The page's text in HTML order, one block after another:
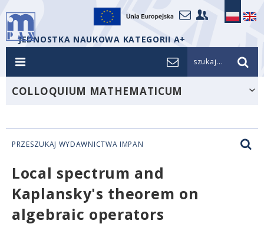
JEDNOSTKA NAUKOWA KATEGORII A+
szukaj...
COLLOQUIUM MATHEMATICUM
PRZESZUKAJ WYDAWNICTWA IMPAN
Local spectrum and
Kaplansky's theorem on
algebraic operators